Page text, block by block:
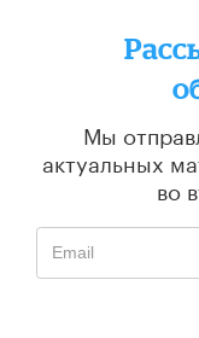
Мы
актуальных
во